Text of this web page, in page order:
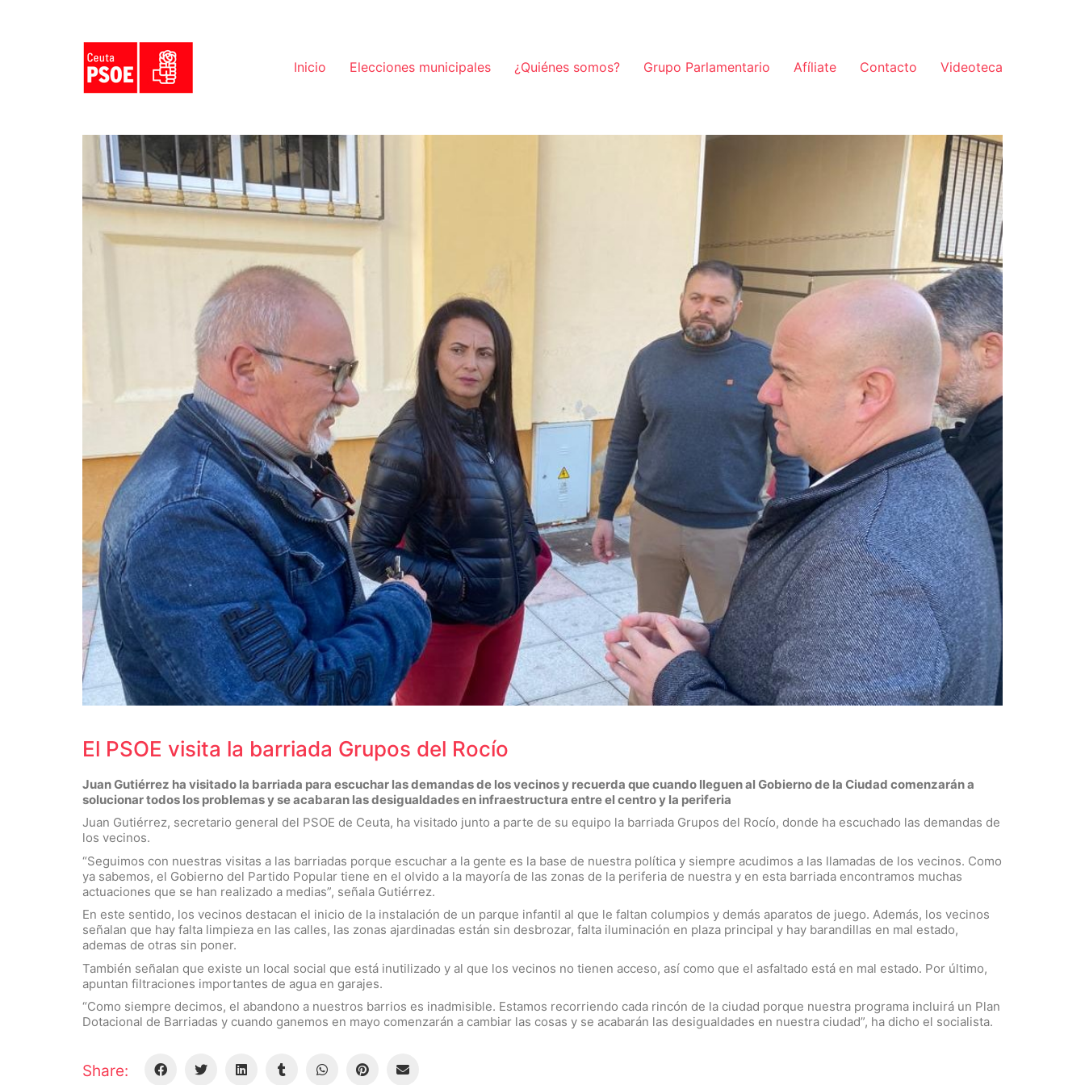
Inicio Elecciones municipales ¿Quiénes somos? Grupo Parlamentario Afíliate Contacto Videoteca
El PSOE visita la barriada Grupos del Rocío
Juan Gutiérrez ha visitado la barriada para escuchar las demandas de los vecinos y recuerda que cuando lleguen al Gobierno de la Ciudad comenzarán a
solucionar todos los problemas y se acabaran las desigualdades en infraestructura entre el centro y la periferia
Juan Gutiérrez, secretario general del PSOE de Ceuta, ha visitado junto a parte de su equipo la barriada Grupos del Rocío, donde ha escuchado las demandas de
los vecinos.
“Seguimos con nuestras visitas a las barriadas porque escuchar a la gente es la base de nuestra política y siempre acudimos a las llamadas de los vecinos. Como
ya sabemos, el Gobierno del Partido Popular tiene en el olvido a la mayoría de las zonas de la periferia de nuestra y en esta barriada encontramos muchas
actuaciones que se han realizado a medias”, señala Gutiérrez.
En este sentido, los vecinos destacan el inicio de la instalación de un parque infantil al que le faltan columpios y demás aparatos de juego. Además, los vecinos
señalan que hay falta limpieza en las calles, las zonas ajardinadas están sin desbrozar, falta iluminación en plaza principal y hay barandillas en mal estado,
ademas de otras sin poner.
También señalan que existe un local social que está inutilizado y al que los vecinos no tienen acceso, así como que el asfaltado está en mal estado. Por último,
apuntan filtraciones importantes de agua en garajes.
“Como siempre decimos, el abandono a nuestros barrios es inadmisible. Estamos recorriendo cada rincón de la ciudad porque nuestra programa incluirá un Plan
Dotacional de Barriadas y cuando ganemos en mayo comenzarán a cambiar las cosas y se acabarán las desigualdades en nuestra ciudad”, ha dicho el socialista.
Share: